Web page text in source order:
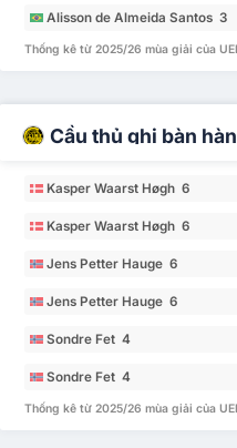
Alisson de Almeida Santos 3
Thống kê từ 2025/26 mùa giải của
Cầu thủ ghi bàn
Kasper Waarst Høgh 6
Kasper Waarst Høgh 6
Jens Petter Hauge 6
Jens Petter Hauge 6
Sondre Fet 4
Sondre Fet 4
Thống kê từ 2025/26 mùa giải của